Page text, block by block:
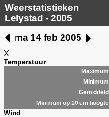
Weerstatistieken
Lelystad - 2005
ma 14 feb 2005
X
Temperatuur
Maximum
Minimum
Gemiddeld
Minimum op 10 cm hoogte
Wind